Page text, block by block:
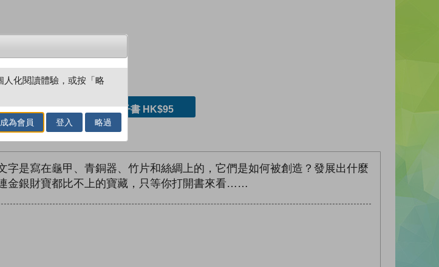
閱讀紀錄
子書 購買電子書 HK$95
是寫在龜甲、青銅器、竹片和絲綢上的，它們是如何被創造？發展出什麼
金銀財寶都比不上的寶藏，只等你打開書來看……
人化閱讀體驗，或按「略
成為會員 登入 略過